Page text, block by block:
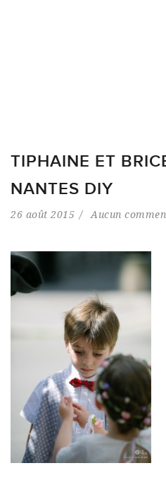
TIPHAINE ET
NANTES DIY
26 août 2015 Aucun